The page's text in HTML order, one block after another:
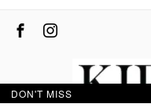
DON'T MISS